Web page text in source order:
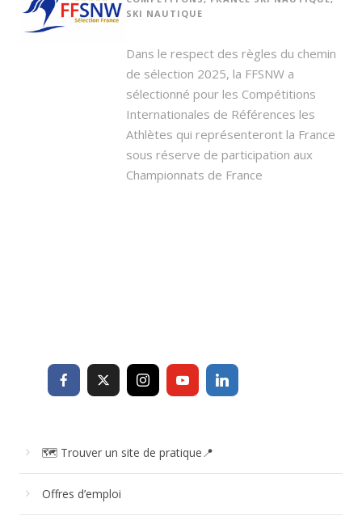
SKI NAUTIQUE
Dans le respect des règles du chemin
de sélection 2025, la FFSNW a
sélectionné pour les Compétitions
Internationales de Références les
Athlètes qui représenteront la France
sous réserve de participation aux
Championnats de France
🗺 Trouver un site de pratique📍
Offres d’emploi